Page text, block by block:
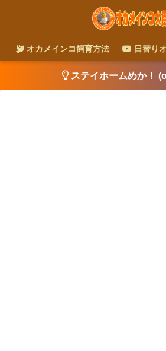
オカメインコ飼育方法 日替り
ステイホームめか！